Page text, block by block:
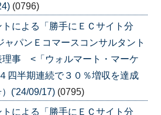
(0796)
トによる「勝手にＥＣサイト分
パンＥコマースコンサルタント
事 <「ウォルマート・マーケ
四半期連続で３０％増収を達成
）('24/09/17) (0795)
トによる「勝手にＥＣサイト分